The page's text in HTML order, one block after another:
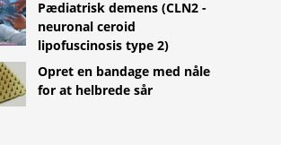
Pædiatrisk demens (CLN2 -
neuronal ceroid
lipofuscinosis type 2)
Opret en bandage med nåle
for at helbrede sår